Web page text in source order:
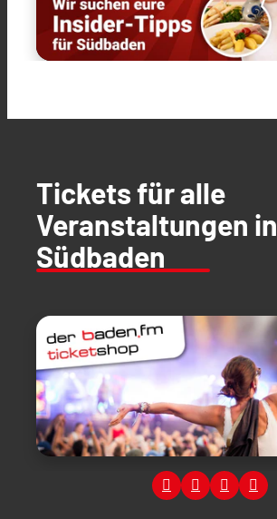
Tickets für alle
Veranstaltungen in
Südbaden